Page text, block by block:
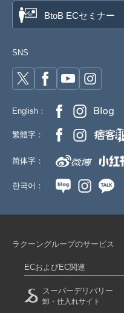
BtoB ECセミナー
SNS
English：
繁體字：
简体字：
한국어：
ラクーングループのサービス
ECおよびEC関連
スーパーデリバリー
卸・仕入れサイト